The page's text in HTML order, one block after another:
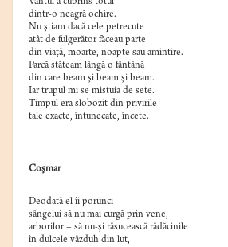
Vântul a cuprins totul
dintr-o neagră ochire.
Nu ştiam dacă cele petrecute
atât de fulgerător făceau parte
din viaţă, moarte, noapte sau amintire.
Parcă stăteam lângă o fântână
din care beam şi beam şi beam.
Iar trupul mi se mistuia de sete.
Timpul era slobozit din privirile
tale exacte, întunecate, încete.
Coşmar
Deodată el îi porunci
sângelui să nu mai curgă prin vene,
arborilor – să nu-şi răsucească rădăcinile
în dulcele văzduh din lut,